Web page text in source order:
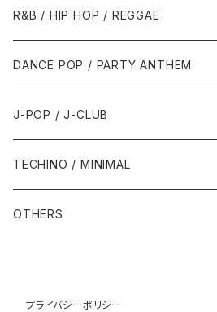
1991年
1995年
1996年
2000年
2001年
2005年
2010年代
2010年
2011年
1995年
1999年
2000年
2001年
2005年
1986年・以前
1987年
1990年代
1990年
1991年
2000年代
1990年代
1990年
1991年
2000年代
2000年
2001年
R&B / HIP HOP / REGGAE
1980年代
1985年・以前
1986年
1990年代
1990年
1991年
1993年
2000年代
2000年
2002年
DANCE POP / PARTY ANTHEM
1980年代
1988年・以前
1989年
1990年代
1990年
1992年
2000年代
2001年
J-POP / J-CLUB
1980年代
1990年代
1991年
2000年
TECHINO / MINIMAL
OTHERS
1985年・以前
プライバシーポリシー